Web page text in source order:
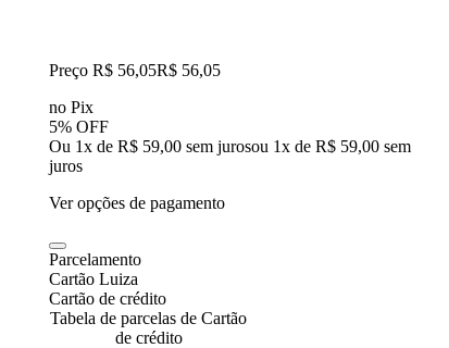
Preço R$ 56,05R$ 56,05
no Pix
5% OFF
Ou 1x de R$ 59,00 sem jurosou 1x de R$ 59,00 sem
juros
Ver opções de pagamento
Parcelamento
Cartão Luiza
Cartão de crédito
Tabela de parcelas de Cartão
de crédito